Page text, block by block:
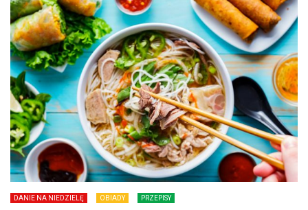
DANIE NA NIEDZIELĘ OBIADY PRZEPISY